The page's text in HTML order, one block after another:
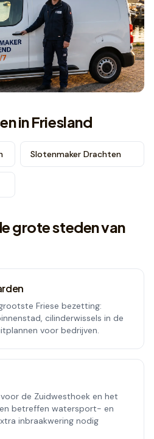
inFriesland
Slotenmaker Drachten
grote steden van
Friese bezetting:
cilinderwissels in de
voor bedrijven.
de Zuidwesthoek en het
betreffen watersport- en
inbraakwering nodig